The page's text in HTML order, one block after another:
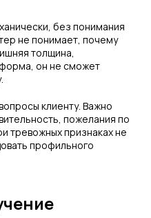
без понимания
не понимает, почему
толщина,
он не сможет
клиенту. Важно
пожелания по
тревожных признаках не
профильного